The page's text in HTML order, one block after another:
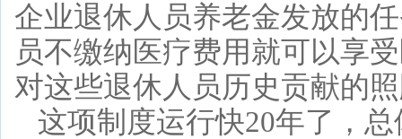
企业退休人员养老金发放的
员不缴纳医疗费用就可以享
对这些退休人员历史贡献的
这项制度运行快20年了，